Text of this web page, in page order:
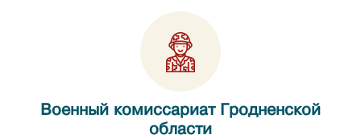
Военный комиссариат Гродненской
области